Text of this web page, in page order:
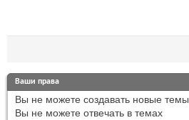
Ваши права
Вы не можете создавать новые темы
Вы не можете отвечать в темах